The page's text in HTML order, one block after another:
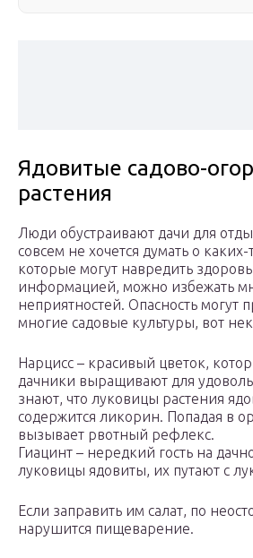
Ядовитые садово-
растения
Люди обустраивают дачи для
совсем не хочется думать о каких-
которые могут навредить
информацией, можно избежать
неприятностей. Опасность могут
многие садовые культуры, вот
Нарцисс – красивый цветок,
дачники выращивают для
знают, что луковицы растения
содержится ликорин. Попадая в
вызывает рвотный рефлекс.
Гиацинт – нередкий гость на
луковицы ядовиты, их путают с
Если заправить им салат, по
нарушится пищеварение.